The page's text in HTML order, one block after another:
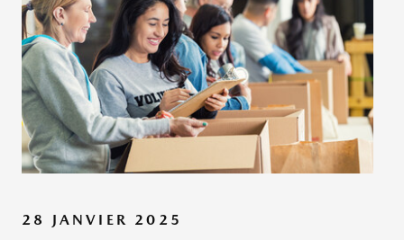
28 JANVIER 2025